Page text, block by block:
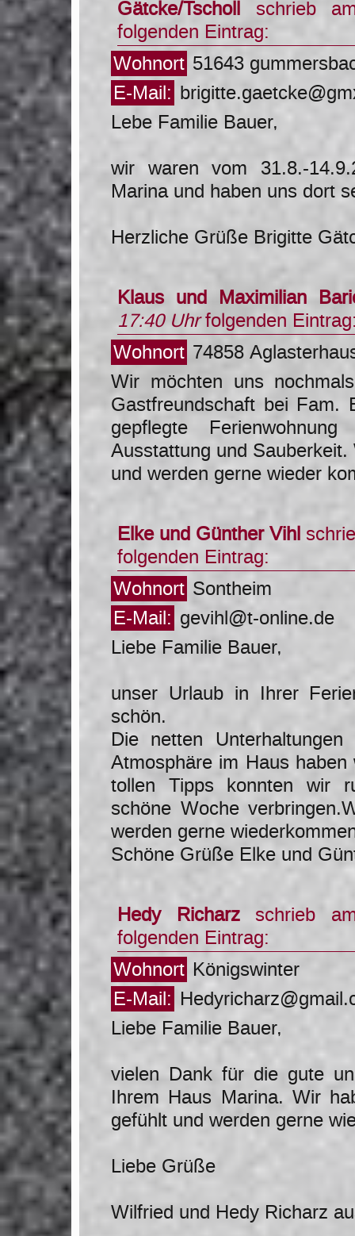
Gätcke/Tscholl
schrieb
folgenden Eintrag:
Wohnort 51643
E-Mail:
Lebe Familie Bauer,
wir waren vom 31.8.-
Marina und haben uns dort
Herzliche Grüße Brigitte
Klaus und Maximilian
17:40 Uhrfolgenden
Wohnort 74858
Wir möchten uns
Gastfreundschaft bei Fam.
gepflegte
Ausstattung und
und werden gerne wieder
Elke und Günther Vihl
folgenden Eintrag:
Wohnort Sontheim
E-Mail: gevihl@t-online.de
Liebe Familie Bauer,
unser Urlaub in Ihrer
schön.
Die netten
Atmosphäre im Haus
tollen Tipps konnten wir
schöne Woche
werden gerne
Schöne Grüße Elke und
Hedy Richarzschrieb
folgenden Eintrag:
Wohnort Königswinter
E-Mail:
Liebe Familie Bauer,
vielen Dank für die gute
Ihrem Haus Marina. Wir
gefühlt und werden gerne
Liebe Grüße
Wilfried und Hedy Richarz